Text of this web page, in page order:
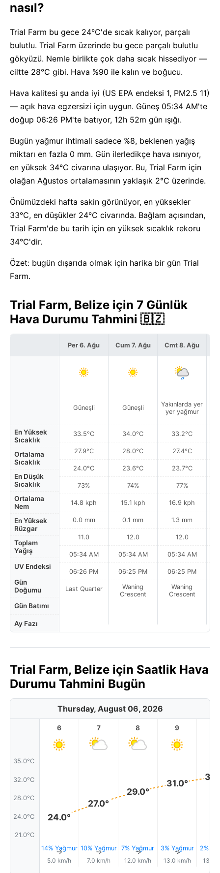
nasıl?
Trial Farm bu gece 24°C'de sıcak kalıyor, parçalı
bulutlu. Trial Farm üzerinde bu gece parçalı bulutlu
gökyüzü. Nemle birlikte çok daha sıcak hissediyor —
ciltte 28°C gibi. Hava %90 ile kalın ve boğucu.
Hava kalitesi şu anda iyi (US EPA endeksi 1, PM2.5 11)
— açık hava egzersizi için uygun. Güneş 05:34 AM'te
doğup 06:26 PM'te batıyor, 12h 52m gün ışığı.
Bugün yağmur ihtimali sadece %8, beklenen yağış
miktarı en fazla 0 mm. Gün ilerledikçe hava ısınıyor,
en yüksek 34°C civarına ulaşıyor. Bu, Trial Farm için
olağan Ağustos ortalamasının yaklaşık 2°C üzerinde.
Önümüzdeki hafta sakin görünüyor, en yüksekler
33°C, en düşükler 24°C civarında. Bağlam açısından,
Trial Farm'de bu tarih için en yüksek sıcaklık rekoru
34°C'dir.
Özet: bugün dışarıda olmak için harika bir gün Trial
Farm.
Trial Farm, Belize için 7 Günlük
Hava Durumu Tahmini 🇧🇿
En Yüksek
Sıcaklık
Ortalama
Sıcaklık
En Düşük
Sıcaklık
Ortalama
Nem
En Yüksek
Rüzgar
Toplam
Yağış
UV Endeksi
Gün
Doğumu
Gün Batımı
Ay Fazı
Per 6. Ağu
Güneşli
33.5°C
27.9°C
24.0°C
73%
14.8 kph
0.0 mm
11.0
05:34 AM
06:26 PM
Last Quarter
Cum 7. Ağu
Güneşli
34.0°C
28.0°C
23.6°C
74%
15.1 kph
0.1 mm
12.0
05:34 AM
06:25 PM
Waning
Crescent
Cmt 8. Ağu
Yakınlarda yer
yer yağmur
33.2°C
27.4°C
23.7°C
77%
16.9 kph
1.3 mm
12.0
05:34 AM
06:25 PM
Waning
Crescent
Trial Farm, Belize için Saatlik Hava
Durumu Tahmini Bugün
Thursday, August 06, 2026
35.0°C
32.0°C
28.0°C
24.0°C
21.0°C
6
24.0°
14% Yağmur
↑
5.0 km/h
7
27.0°
10% Yağmur
↑
7.0 km/h
8
29.0°
7% Yağmur
↑
12.0 km/h
9
31.0°
3% Yağmur
↑
13.0 km/h
2%
13.0